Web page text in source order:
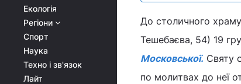
Екологія
Регіони
Спорт
Наука
Техно і зв'язок
Лайт
До столичного
Тешебаєва, 54) 19
Московської. Святу
по молитвах до неї